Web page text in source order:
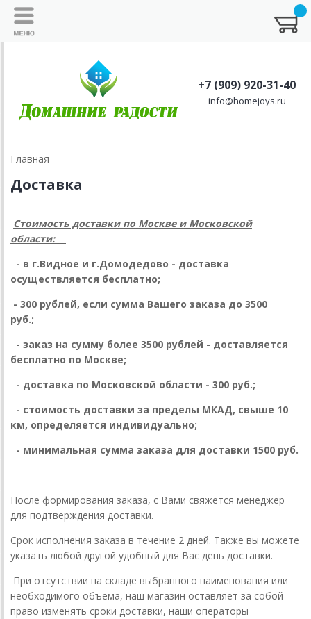
+7 (909) 920-31-40
info@homejoys.ru
Главная
Доставка
Стоимость доставки по Москве и Московской
области:
- в г.Видное и г.Домодедово - доставка
осуществляется бесплатно;
- 300 рублей, если сумма Вашего заказа до 3500
руб.;
- заказ на сумму более 3500 рублей - доставляется
бесплатно по Москве;
- доставка по Московской области - 300 руб.;
- стоимость доставки за пределы МКАД, свыше 10
км, определяется индивидуально;
- минимальная сумма заказа для доставки 1500 руб.
После формирования заказа, с Вами свяжется менеджер
для подтверждения доставки.
Срок исполнения заказа в течение 2 дней. Также вы можете
указать любой другой удобный для Вас день доставки.
При отсутствии на складе выбранного наименования или
необходимого объема, наш магазин оставляет за собой
право изменять сроки доставки, наши операторы